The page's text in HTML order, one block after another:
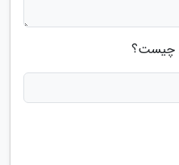
چیست؟